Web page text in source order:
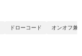
ドローコード オンオフ兼